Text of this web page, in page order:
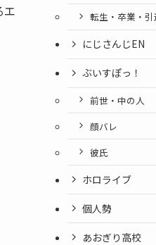
エ
転生・卒業・引
にじさんじEN
ぶいすぽっ！
前世・中の人
顔バレ
彼氏
ホロライブ
個人勢
あおぎり高校